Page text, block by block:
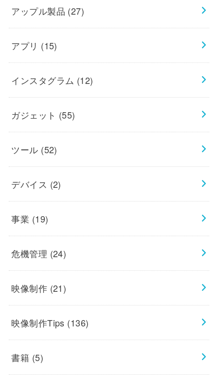
アップル製品 (27)
アプリ (15)
インスタグラム (12)
ガジェット (55)
ツール (52)
デバイス (2)
事業 (19)
危機管理 (24)
映像制作 (21)
映像制作Tips (136)
書籍 (5)